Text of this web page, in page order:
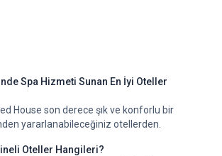
Spa Hizmeti Sunan En İyi Oteller
House son derece şık ve konforlu bir
yararlanabileceğiniz otellerden.
Oteller Hangileri?